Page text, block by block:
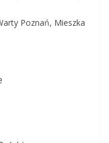
Poznań, Mieszka